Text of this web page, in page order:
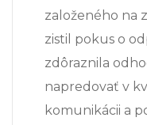
založeného na
zistil pokus o
zdôraznila
napredovať v
komunikácii a